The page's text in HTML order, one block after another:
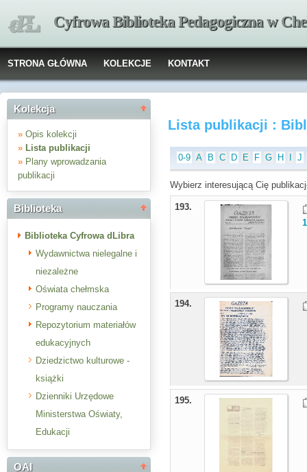
Cyfrowa Biblioteka Pedagogiczna w
STRONA GŁÓWNA KOLEKCJE KONTAKT
Kolekcja
» Opis kolekcji
» Lista publikacji
» Plany wprowadzania
publikacji
Biblioteka
Biblioteka Cyfrowa dLibra
Wydawnictwa nielegalne i
niezależne
Oświata chełmska
Programy nauczania
Repozytorium materiałów
edukacyjnych
Dziedzictwo kulturowe -
książki
Dzienniki Urzędowe
Ministerstwa Oświaty,
Edukacji
OAI
Lista publikacji :
0-9 A B C D E F G H J
Wybierz interesującą Cię
193.
194.
195.